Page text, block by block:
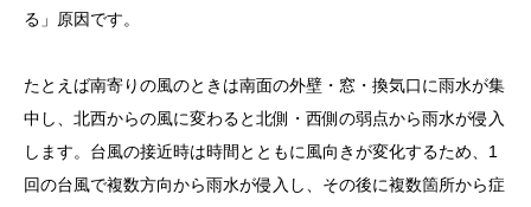
る」原因です。
たとえば南寄りの風のときは南面の外壁・窓・換気口に雨水が集
中し、北西からの風に変わると北側・西側の弱点から雨水が侵入
します。台風の接近時は時間とともに風向きが変化するため、1
回の台風で複数方向から雨水が侵入し、その後に複数箇所から症